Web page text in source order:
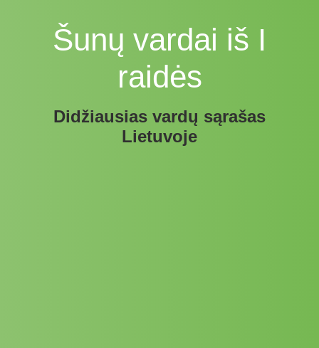
Šunų vardai iš I
raidės
Didžiausias vardų sąrašas
Lietuvoje